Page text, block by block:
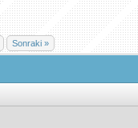
Sonraki »